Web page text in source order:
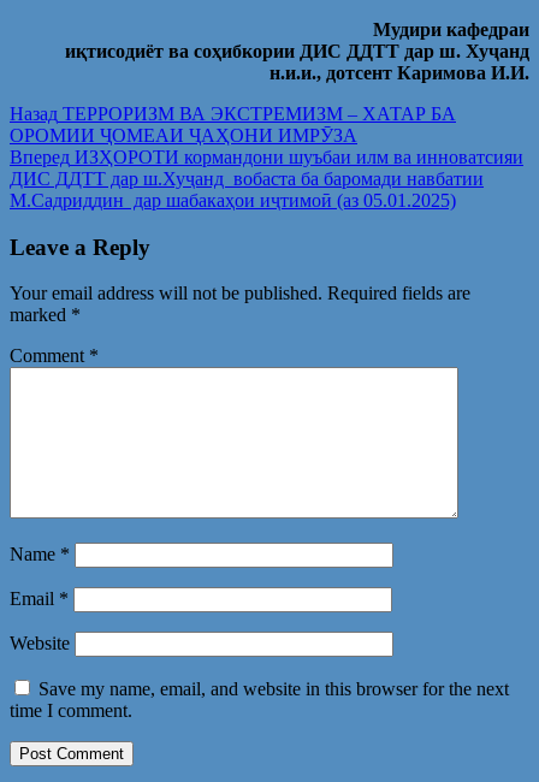
Мудири кафедраи
иқтисодиёт ва соҳибкории ДИС ДДТТ дар ш. Хуҷанд
н.и.и., дотсент Каримова И.И.
Post
navigation
Назад Предыдущая
запись:
ТЕРРОРИЗМ ВА ЭКСТРЕМИЗМ – ХАТАР БА
ОРОМИИ ҶОМЕАИ ҶАҲОНИ ИМРӮЗА
Вперед Следующая
запись:
ИЗҲОРОТИ кормандони шуъбаи илм ва инноватсияи
ДИС ДДТТ дар ш.Хуҷанд вобаста ба баромади навбатии
М.Садриддин дар шабакаҳои иҷтимоӣ (аз 05.01.2025)
Leave a Reply
Your email address will not be published. Required fields are
marked *
Comment *
Name *
Email *
Website
Save my name, email, and website in this browser for the next
time I comment.